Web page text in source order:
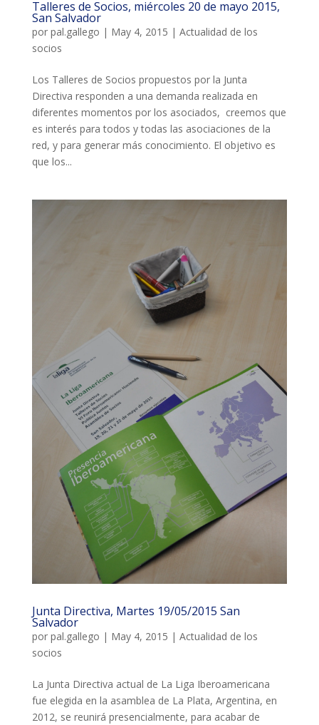
Talleres de Socios, miércoles 20 de mayo 2015,
San Salvador
por pal.gallego | May 4, 2015 | Actualidad de los
socios
Los Talleres de Socios propuestos por la Junta
Directiva responden a una demanda realizada en
diferentes momentos por los asociados, creemos que
es interés para todos y todas las asociaciones de la
red, y para generar más conocimiento. El objetivo es
que los...
Junta Directiva, Martes 19/05/2015 San
Salvador
por pal.gallego | May 4, 2015 | Actualidad de los
socios
La Junta Directiva actual de La Liga Iberoamericana
fue elegida en la asamblea de La Plata, Argentina, en
2012, se reunirá presencialmente, para acabar de